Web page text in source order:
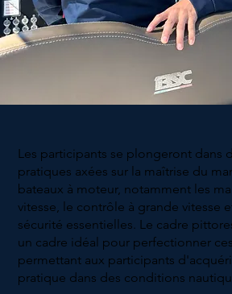
Les participants se plongeront dans
pratiques axées sur la maîtrise du
bateaux à moteur, notamment les
vitesse, le contrôle à grande vitesse
sécurité essentielles. Le cadre
un cadre idéal pour perfectionner
permettant aux participants
pratique dans des conditions